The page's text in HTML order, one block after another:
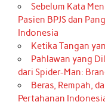
Sebelum Kata
Pasien BPJS dan
Indonesia
Ketika Tangan
Pahlawan yang
dari Spider-Man:
Beras, Rempah,
Pertahanan